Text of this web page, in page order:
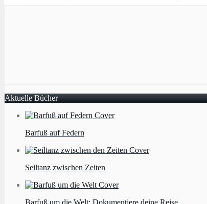
Aktuelle Bücher
Barfuß auf Federn
Seiltanz zwischen Zeiten
Barfuß um die Welt: Dokumentiere deine Reise